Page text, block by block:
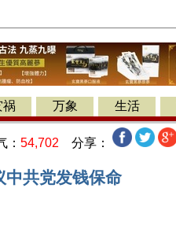
祸 万象 生活
： 54,702 分享：
中共党发钱保命